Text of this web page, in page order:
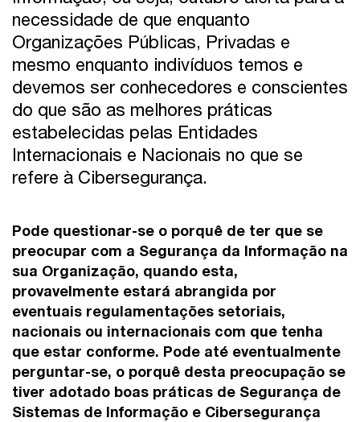
necessidade de que enquanto
Organizações Públicas, Privadas e
mesmo enquanto indivíduos temos e
devemos ser conhecedores e conscientes
do que são as melhores práticas
estabelecidas pelas Entidades
Internacionais e Nacionais no que se
refere à Cibersegurança.
Pode questionar-se o porquê de ter que se
preocupar com a Segurança da Informação na
sua Organização, quando esta,
provavelmente estará abrangida por
eventuais regulamentações setoriais,
nacionais ou internacionais com que tenha
que estar conforme. Pode até eventualmente
perguntar-se, o porquê desta preocupação se
tiver adotado boas práticas de Segurança de
Sistemas de Informação e Cibersegurança